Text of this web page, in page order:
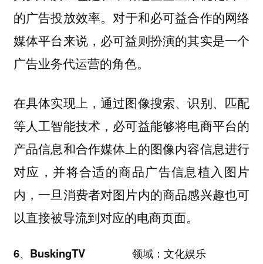
的广告投放效率。对于和必可益合作的网络
媒体平台来说，必可益则扮演的其实是一个
广告业务代运营的角色。
在具体实现上，通过图像搜索、识别、匹配
等人工智能技术，必可益能够将电商平台的
产品信息和合作媒体上的图像内容信息进行
对应，并将合适的商品广告信息植入图片
内，一旦消费者对图片内的商品感兴趣也可
以直接被导流到对应的电商页面。
6、BuskingTV 领域：文化娱乐